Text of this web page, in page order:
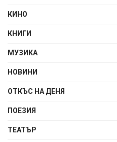
КИНО
КНИГИ
МУЗИКА
НОВИНИ
ОТКЪС НА ДЕНЯ
ПОЕЗИЯ
ТЕАТЪР